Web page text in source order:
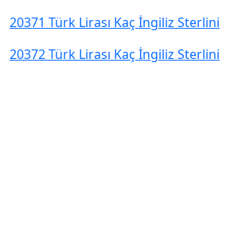
20371 Türk Lirası Kaç İngiliz Sterlini
20372 Türk Lirası Kaç İngiliz Sterlini